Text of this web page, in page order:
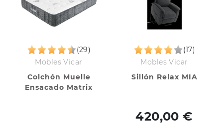
(29)
Mobles Vicar
Colchón Muelle
Ensacado Matrix
(17)
Mobles Vicar
Sillón Relax MIA
420,00 €